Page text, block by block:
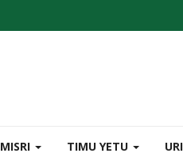
MISRI TIMU YETU